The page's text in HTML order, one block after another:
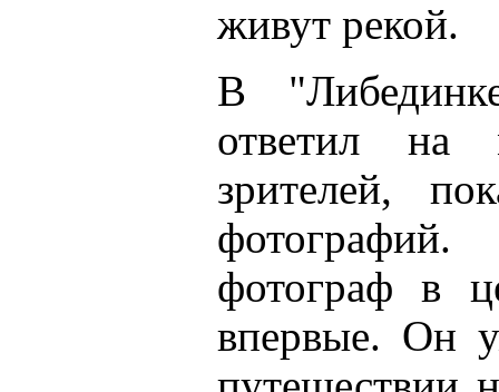
живут рекой.
В
ответил на
зрителей,
фотографий.
фотограф в
впервые. Он